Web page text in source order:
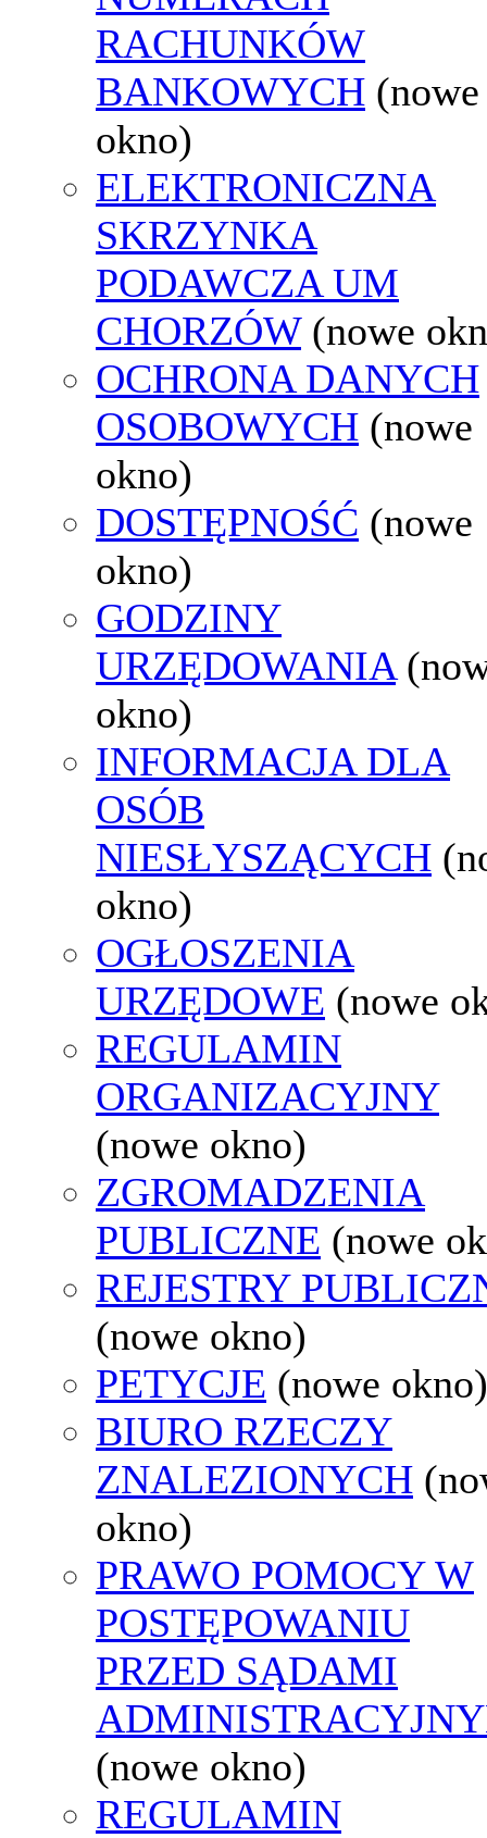
RACHUNKÓW
BANKOWYCH (nowe
okno)
ELEKTRONICZNA
SKRZYNKA
PODAWCZA UM
CHORZÓW (nowe
OCHRONA DANYCH
OSOBOWYCH (nowe
okno)
DOSTĘPNOŚĆ (nowe
okno)
GODZINY
URZĘDOWANIA
okno)
INFORMACJA DLA
OSÓB
NIESŁYSZĄCYCH
okno)
OGŁOSZENIA
URZĘDOWE (nowe
REGULAMIN
ORGANIZACYJNY
(nowe okno)
ZGROMADZENIA
PUBLICZNE (nowe
REJESTRY
(nowe okno)
PETYCJE (nowe okno)
BIURO RZECZY
ZNALEZIONYCH
okno)
PRAWO POMOCY W
POSTĘPOWANIU
PRZED SĄDAMI
(nowe okno)
REGULAMIN